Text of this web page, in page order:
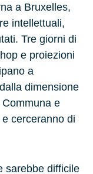
a Bruxelles,
intellettuali,
Tre giorni di
e proiezioni
a
dimensione
Communa e
cerceranno di
sarebbe difficile